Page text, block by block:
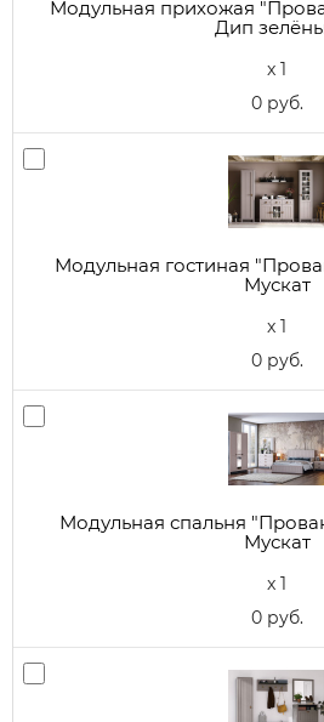
Модульная прихожая
Дип
x 1
0 руб.
Модульная гостиная
Мускат
x 1
0 руб.
Модульная спальня
Мускат
x 1
0 руб.